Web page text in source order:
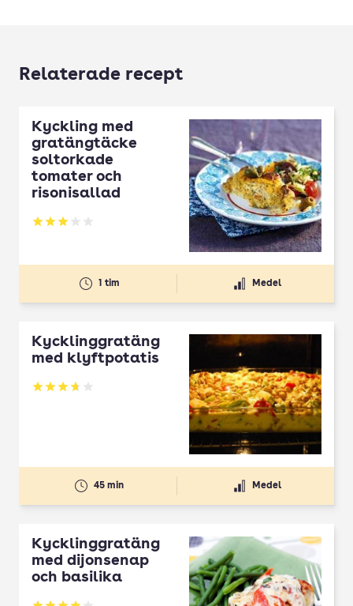
Relaterade recept
Kyckling med
gratängtäcke
soltorkade
tomater och
risonisallad
Betyg: 3 av 5
1 tim Medel
Kycklinggratäng
med klyftpotatis
Betyg: 3.74 av 5
45 min Medel
Kycklinggratäng
med dijonsenap
och basilika